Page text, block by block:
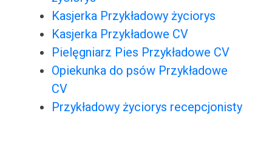
Kasjerka Przykładowy życiorys
Kasjerka Przykładowe CV
Pielęgniarz Pies Przykładowe CV
Opiekunka do psów Przykładowe
CV
Przykładowy życiorys recepcjonisty